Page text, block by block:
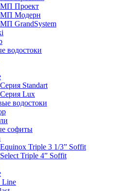
МП Проект
МП Модерн
МП GrandSystem
водостоки
Серия Standart
Серия Lux
водостоки
софиты
Equinox Triple 3 1/3” Soffit
Select Triple 4” Soffit
Line